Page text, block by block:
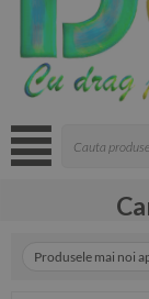
Produsele mai noi